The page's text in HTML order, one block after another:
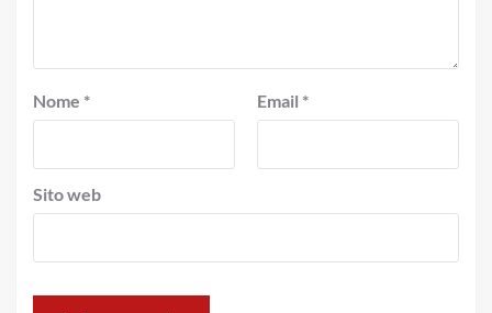
Nome * Email *
Sito web